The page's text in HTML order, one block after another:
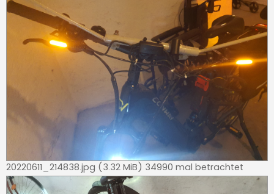
20220611_214838.jpg (3.32 MiB) 34990 mal betrachtet